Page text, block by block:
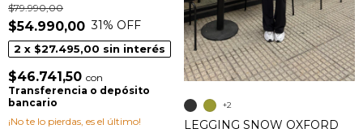
$54.990,00
$79.990,00
31% OFF
2 x $27.495,00 sin interés
$46.741,50 con
Transferencia o depósito
bancario
¡No te lo pierdas, es el último!
LEGGING SNOW OXFORD
+2